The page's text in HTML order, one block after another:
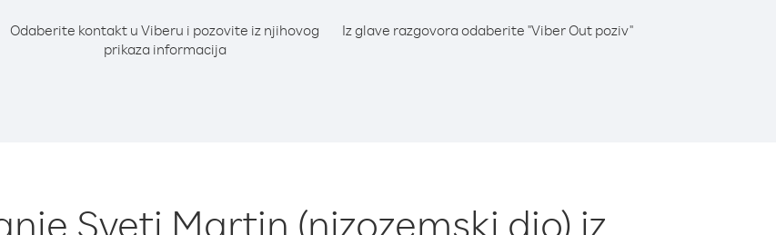
Odaberite kontakt u Viberu i pozovite iz njihovog
prikaza informacija
Iz glave razgovora odaberite "Viber Out poziv"
Sveti Martin (nizozemski dio) iz